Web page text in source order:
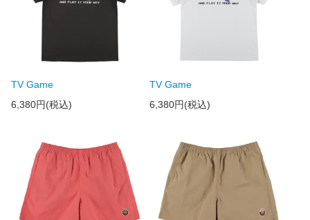
TV Game
6,380円(税込)
TV Game
6,380円(税込)